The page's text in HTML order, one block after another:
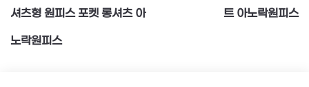
색
셔츠형 원피스 포켓 롱셔츠 아
노락원피스
트 아노락원피스